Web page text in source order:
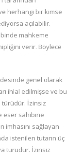
herhangi bir kimse
açılabilir.
mahkeme
verir. Böylece
genel olarak
ihlal edilmişse ve bu
türüdür. İzinsiz
eser sahibine
imhasını sağlayan
istenilen tutarın üç
türüdür. İzinsiz